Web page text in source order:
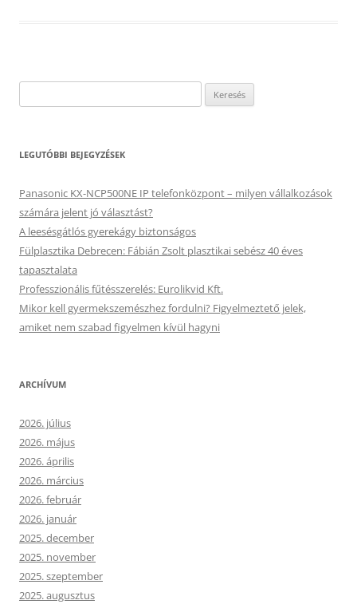
LEGUTÓBBI BEJEGYZÉSEK
Panasonic KX-NCP500NE IP telefonközpont – milyen vállalkozások
számára jelent jó választást?
A leesésgátlós gyerekágy biztonságos
Fülplasztika Debrecen: Fábián Zsolt plasztikai sebész 40 éves
tapasztalata
Professzionális fűtésszerelés: Eurolikvid Kft.
Mikor kell gyermekszemészhez fordulni? Figyelmeztető jelek,
amiket nem szabad figyelmen kívül hagyni
ARCHÍVUM
2026. július
2026. május
2026. április
2026. március
2026. február
2026. január
2025. december
2025. november
2025. szeptember
2025. augusztus